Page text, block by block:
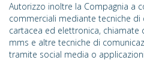
Autorizzo inoltre la Compagnia a
commerciali mediante tecniche di
cartacea ed elettronica, chiamate
mms e altre tecniche di
tramite social media o